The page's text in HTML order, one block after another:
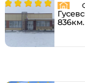
836км.